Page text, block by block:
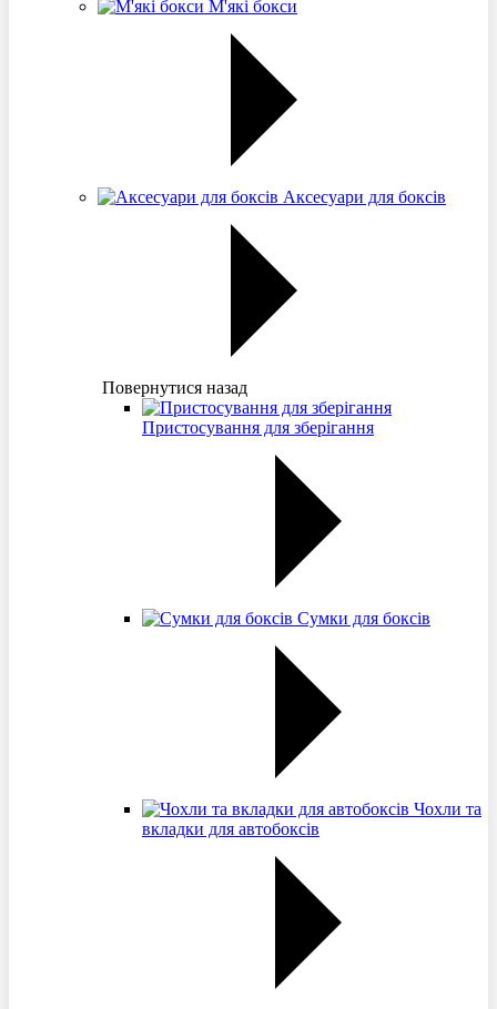
М'які бокси
Аксесуари для боксів
Повернутися назад
Пристосування для зберігання
Сумки для боксів
Чохли та
вкладки для автобоксів